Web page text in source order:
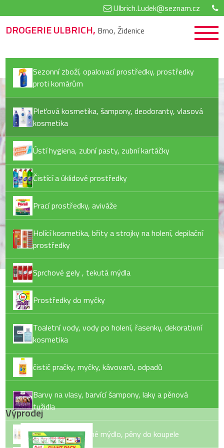
Ulbrich.Ludek@seznam.cz
DROGERIE ULBRICH, Brno, Židenice
Sezonní zboží, opalovací prostředky, prostředky
proti komárům
Pleťová kosmetika, šampony, deodoranty, vlasová
kosmetika
Ústí hygiena, zubní pasty, zubní kartáčky
Čistící a úklidové prostředky
Prací prostředky, aviváže
Holící kosmetika, břity a strojky na holení, depilační
prostředky
Sprchové gely , tekutá mýdla
Prostředky do myčky
Toaletní vody, vody po holení, řasenky, dekorativní
kosmetika
čistič pračky, myčky, kávovarů, odpadů
Barvy na vlasy, barvící šampony, laky a pěnová
tužidla
Tekuté mýdlo, tuhé mýdlo, pěny do koupele
Výprodej